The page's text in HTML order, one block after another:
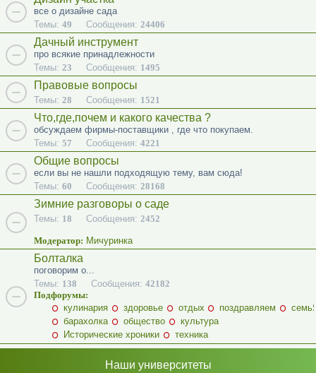
все о дизайне сада
Темы: 49 Сообщения: 24406
Дачный инструмент
про всякие принадлежности
Темы: 23 Сообщения: 1495
Правовые вопросы
Темы: 28 Сообщения: 1521
Что,где,почем и какого качества ?
обсуждаем фирмы-поставщики , где что покупаем.
Темы: 57 Сообщения: 4221
Общие вопросы
если вы не нашли подходящую тему, вам сюда!
Темы: 60 Сообщения: 28168
Зимние разговоры о саде
Темы: 18 Сообщения: 2452
Модератор: Мичуринка
Болталка
поговорим о...
Темы: 138 Сообщения: 42182
Подфорумы:
кулинария
здоровье отдых поздравляем
барахолка
общество
культура
Исторические хроники
техника
Наши университеты